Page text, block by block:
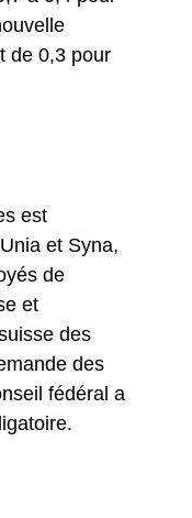
de 0,3 pour
est
et Syna,
de
et
des
des
fédéral a